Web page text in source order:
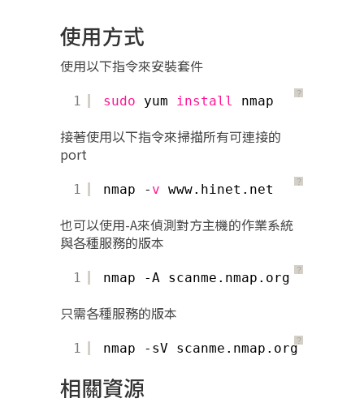
使用方式
使用以下指令來安裝套件
？
1 sudo yum install nmap
接著使用以下指令來掃描所有可連接的
port
？
1 nmap - v www.hinet.net
也可以使用-A來偵測對方主機的作業系統
與各種服務的版本
？
1 nmap -A scanme.nmap.org
只需各種服務的版本
？
1 nmap -sV scanme.nmap.org
相關資源